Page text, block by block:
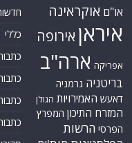
או"ם אוקראינה
איראן אירופה
אפריקה ארה"ב
בריטניה גרמניה
דאעש האמירויות הגולן
המזרח התיכון המפרץ
הפרסי הרשות
כללי